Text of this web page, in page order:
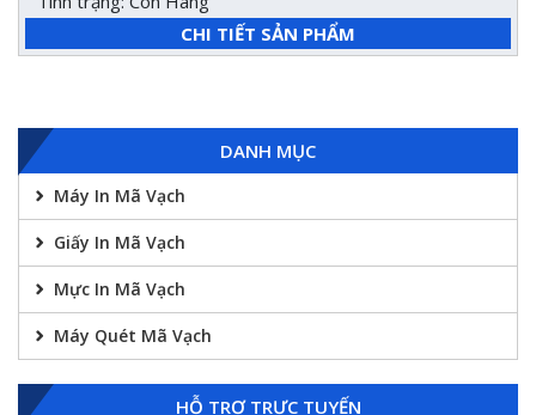
CHI TIẾT SẢN PHẨM
DANH MỤC
Máy In Mã Vạch
Giấy In Mã Vạch
Mực In Mã Vạch
Máy Quét Mã Vạch
HỖ TRỢ TRỰC TUYẾN